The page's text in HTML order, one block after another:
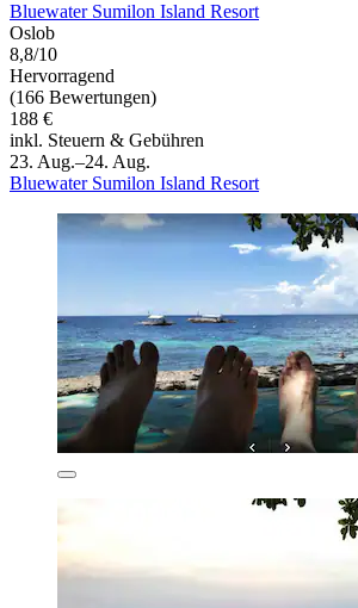
Bluewater Sumilon Island Resort
Oslob
8,8/10
Hervorragend
(166 Bewertungen)
188 €
inkl. Steuern & Gebühren
23. Aug.–24. Aug.
Bluewater Sumilon Island Resort